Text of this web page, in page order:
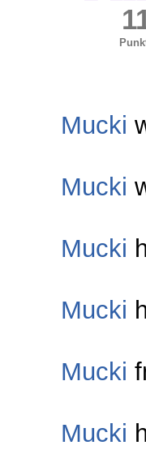
Mucki
Mucki
Mucki
Mucki
Mucki
Mucki